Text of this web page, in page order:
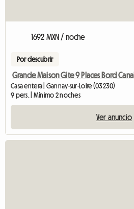
1692 MXN / noche
Por descubrir
Grande Maison Gite 9 Places Bord Canal
Casa entera | Gannay-sur-Loire (03230)
9 pers. | Mínimo 2 noches
Ver anuncio